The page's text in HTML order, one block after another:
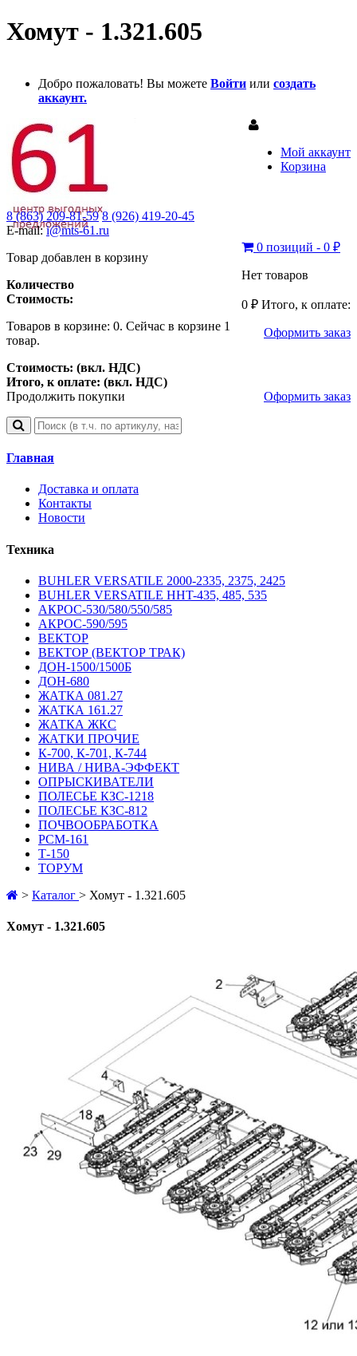
Хомут - 1.321.605
Добро пожаловать! Вы можете Войти или создать
аккаунт.
Мой аккаунт
Корзина
8 (863) 209-81-59 8 (926) 419-20-45
E-mail:i@mts-61.ru
0 позиций - 0 ₽
Нет товаров
0 ₽ Итого, к оплате:
Оформить заказ
Товар добавлен в корзину
Количество
Стоимость:
Товаров в корзине: 0. Сейчас в корзине 1
товар.
Стоимость: (вкл. НДС)
Итого, к оплате: (вкл. НДС)
Продолжить покупки
Оформить заказ
Главная
Доставка и оплата
Контакты
Новости
Техника
BUHLER VERSATILE 2000-2335, 2375, 2425
BUHLER VERSATILE HHT-435, 485, 535
АКРОС-530/580/550/585
АКРОС-590/595
ВЕКТОР
ВЕКТОР (ВЕКТОР ТРАК)
ДОН-1500/1500Б
ДОН-680
ЖАТКА 081.27
ЖАТКА 161.27
ЖАТКА ЖКС
ЖАТКИ ПРОЧИЕ
К-700, К-701, К-744
НИВА / НИВА-ЭФФЕКТ
ОПРЫСКИВАТЕЛИ
ПОЛЕСЬЕ КЗС-1218
ПОЛЕСЬЕ КЗС-812
ПОЧВООБРАБОТКА
РСМ-161
Т-150
ТОРУМ
> Каталог > Хомут - 1.321.605
Хомут - 1.321.605